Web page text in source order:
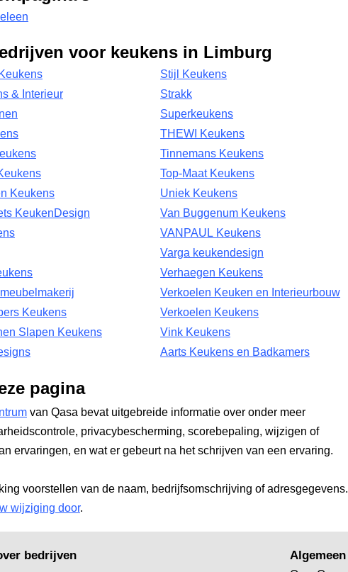
voor keukens in Limburg
& Interieur
Keukens
KeukenDesign
Keukens
Slapen Keukens
Stijl Keukens
Strakk
Superkeukens
THEWI Keukens
Tinnemans Keukens
Top-Maat Keukens
Uniek Keukens
Van Buggenum Keukens
VANPAUL Keukens
Varga keukendesign
Verhaegen Keukens
Verkoelen Keuken en Interieurbouw
Verkoelen Keukens
Vink Keukens
Aarts Keukens en Badkamers
pagina
van Qasa bevat uitgebreide informatie over onder meer
privacybescherming, scorebepaling, wijzigen of
ervaringen, en wat er gebeurt na het schrijven van een ervaring.
voorstellen van de naam, bedrijfsomschrijving of adresgegevens.
wijziging door.
bedrijven Algemeen